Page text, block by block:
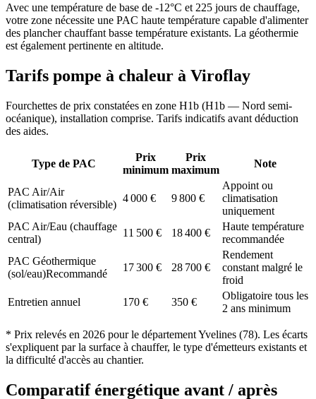
Avec une température de base de -12°C et 225 jours de chauffage,
votre zone nécessite une PAC haute température capable d'alimenter
des plancher chauffant basse température existants. La géothermie
est également pertinente en altitude.
Tarifs pompe à chaleur à Viroflay
Fourchettes de prix constatées en zone H1b (H1b — Nord semi-
océanique), installation comprise. Tarifs indicatifs avant déduction
des aides.
Type de PAC
Prix
minimum
Prix
maximum
Note
PAC Air/Air
(climatisation réversible)
4 000 € 9 800 €
Appoint ou
climatisation
uniquement
PAC Air/Eau (chauffage
central)
11 500 € 18 400 €
Haute température
recommandée
PAC Géothermique
(sol/eau)Recommandé
17 300 € 28 700 €
Rendement
constant malgré le
froid
Entretien annuel
170 € 350 €
Obligatoire tous les
2 ans minimum
* Prix relevés en 2026 pour le départementYvelines (78). Les écarts
s'expliquent par la surface à chauffer, le type d'émetteurs existants et
la difficulté d'accès au chantier.
Comparatif énergétique avant / après